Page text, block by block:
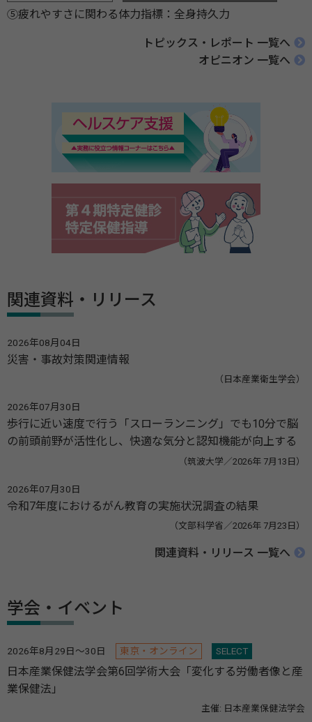
⑤疲れやすさに関わる体力指標：全身持久力
トピックス・レポート 一覧へ
オピニオン 一覧へ
関連資料・リリース
2026年08月04日
災害・事故対策関連情報
（日本産業衛生学会）
2026年07月30日
歩行に近い速度で行う「スローランニング」でも10分で脳
の前頭前野が活性化し、快適な気分と認知機能が向上する
（筑波大学／2026年 7月13日）
2026年07月30日
令和7年度におけるがん教育の実施状況調査の結果
（文部科学省／2026年 7月23日）
関連資料・リリース 一覧へ
学会・イベント
2026年8月29日～30日 東京・オンライン SELECT
日本産業保健法学会第6回学術大会「変化する労働者像と産
業保健法」
主催: 日本産業保健法学会